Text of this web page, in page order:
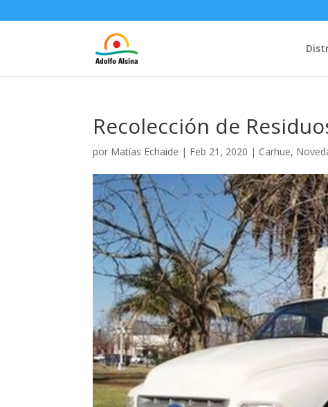
Recolección de
por Matías Echaide | Feb 21, 2020 | Carhue,